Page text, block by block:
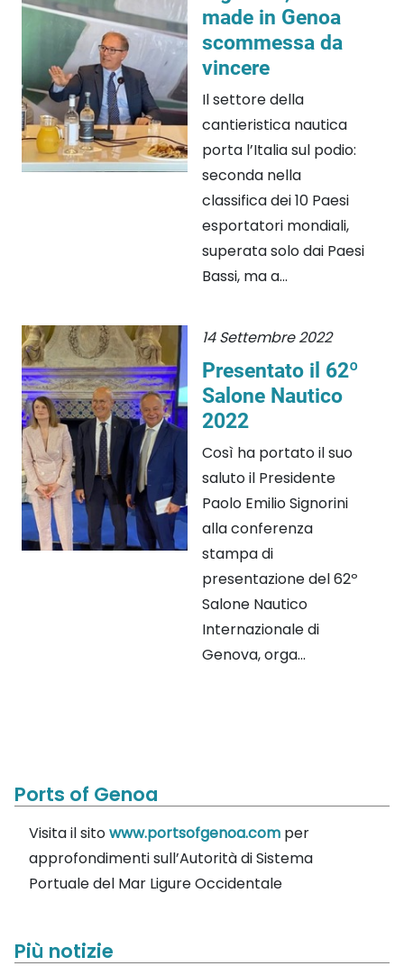
made in Genoa
scommessa da
vincere
Il settore della
cantieristica nautica
porta l’Italia sul podio:
seconda nella
classifica dei 10 Paesi
esportatori mondiali,
superata solo dai Paesi
Bassi, ma a...
14 Settembre 2022
Presentato il 62º
Salone Nautico
2022
Così ha portato il suo
saluto il Presidente
Paolo Emilio Signorini
alla conferenza
stampa di
presentazione del 62º
Salone Nautico
Internazionale di
Genova, orga...
Ports of Genoa
Visita il sitowww.portsofgenoa.com per
approfondimenti sull’Autorità di Sistema
Portuale del Mar Ligure Occidentale
Più notizie